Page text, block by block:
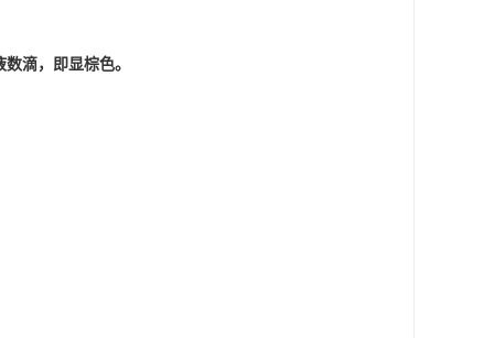
滴，即显棕色。